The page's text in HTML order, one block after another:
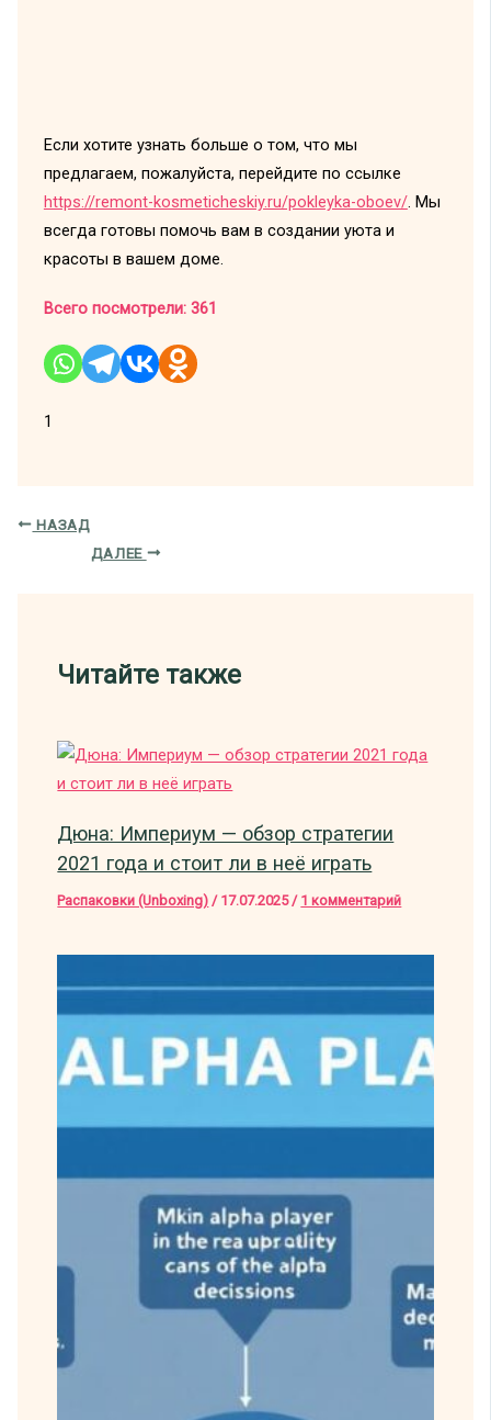
Если хотите узнать больше о том, что мы
предлагаем, пожалуйста, перейдите по ссылке
https://remont-kosmeticheskiy.ru/pokleyka-oboev/. Мы
всегда готовы помочь вам в создании уюта и
красоты в вашем доме.
Всего посмотрели: 361
1
НАЗАД
ДАЛЕЕ
Читайте также
Дюна: Империум — обзор стратегии
2021 года и стоит ли в неё играть
Распаковки (Unboxing) / 17.07.2025 / 1 комментарий